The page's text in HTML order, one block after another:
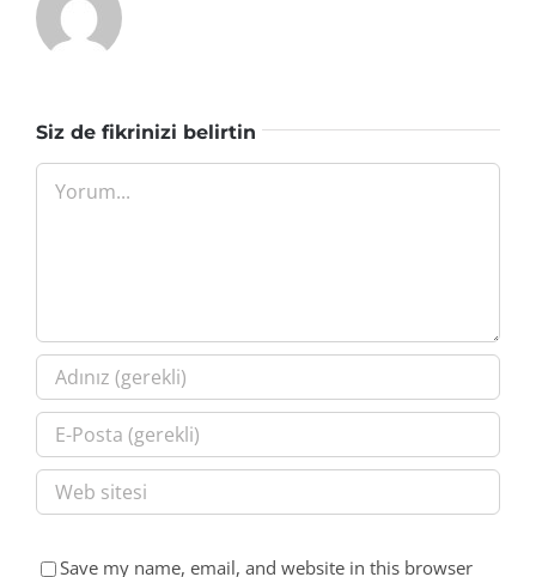
Siz de fikrinizi belirtin
Save my name, email, and website in this browser